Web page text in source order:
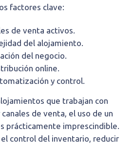
factores clave:
de venta activos.
del alojamiento.
del negocio.
online.
y control.
que trabajan con
de venta, el uso de un
prácticamente imprescindible.
control del inventario, reducir